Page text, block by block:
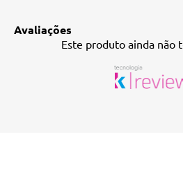
Avaliações
Este produto ainda não